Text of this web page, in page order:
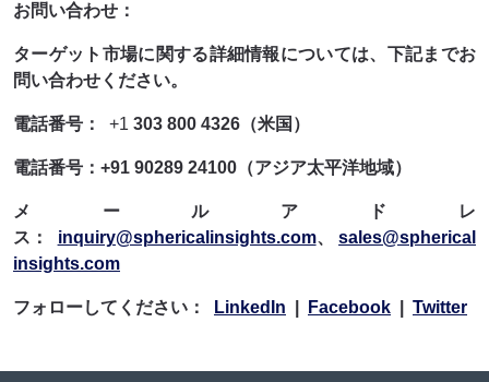
お問い合わせ：
ターゲット市場に関する詳細情報については、下記までお
問い合わせください。
電話番号： +1 303 800 4326（米国）
電話番号：+91 90289 24100（アジア太平洋地域）
メールアドレ
ス： inquiry@sphericalinsights.com、
sales@spherical
insights.com
フォローしてください： LinkedIn Facebook Twitter